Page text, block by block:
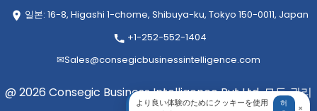
일본: 16-8, Higashi 1-chome, Shibuya-ku, Tokyo 150-0011, Japan
+1-252-552-1404
✉Sales@consegicbusinessintelligence.com
@ 2026 Consegic Business Intelligence Pvt Ltd. 모든 권리
より良い体験のためにクッキーを使用
허
×